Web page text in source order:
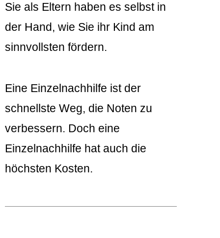
Sie als Eltern haben es selbst in
der Hand, wie Sie ihr Kind am
sinnvollsten fördern.
Eine Einzelnachhilfe ist der
schnellste Weg, die Noten zu
verbessern. Doch eine
Einzelnachhilfe hat auch die
höchsten Kosten.